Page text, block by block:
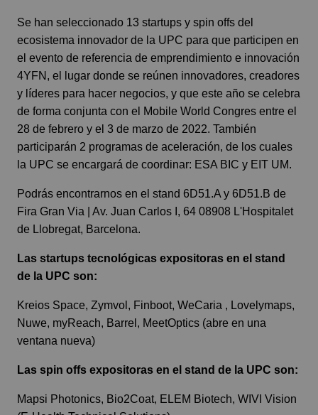
Se han seleccionado 13 startups y spin offs del
ecosistema innovador de la UPC para que participen en
el evento de referencia de emprendimiento e innovación
4YFN , el lugar donde se reúnen innovadores, creadores
y líderes para hacer negocios, y que este año se celebra
de forma conjunta con el Mobile World Congres entre el
28 de febrero y el 3 de marzo de 2022. También
participarán 2 programas de aceleración, de los cuales
la UPC se encargará de coordinar: ESA BIC y EIT UM.
Podrás encontrarnos en el stand 6D51.A y 6D51.B de
Fira Gran Via | Av. Juan Carlos I, 64 08908 L'Hospitalet
de Llobregat, Barcelona.
Las startups tecnológicas expositoras en el stand
de la UPC son:
Kreios Space, Zymvol , Finboot, WeCaria , Lovelymaps,
Nuwe, myReach, Barrel , MeetOptics (abre en una
ventana nueva)
Las spin offs expositoras en el stand de la UPC son:
Mapsi Photonics, Bio2Coat, ELEM Biotech, WIVI Vision